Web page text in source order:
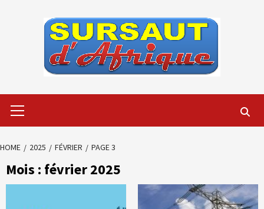
Menu
HOME 2025 FÉVRIER PAGE 3
Mois : février 2025